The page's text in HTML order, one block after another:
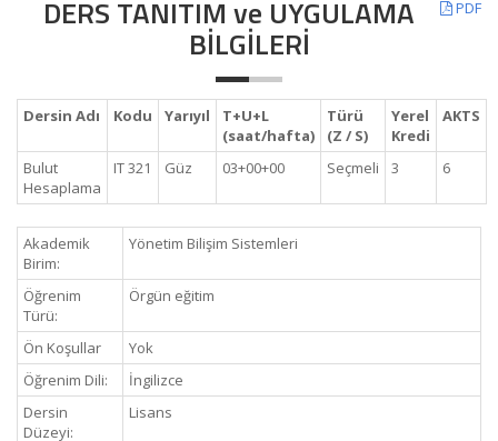
PDF
DERS TANITIM ve UYGULAMA
BİLGİLERİ
Dersin Adı Kodu Yarıyıl
T+U+L
(saat/hafta)
Türü
(Z / S)
Yerel
Kredi
AKTS
Bulut
Hesaplama
IT 321 Güz 03+00+00 Seçmeli 3 6
Akademik
Birim:
Yönetim Bilişim Sistemleri
Öğrenim
Türü:
Örgün eğitim
Ön Koşullar
Yok
Öğrenim Dili:
İngilizce
Dersin
Düzeyi:
Lisans